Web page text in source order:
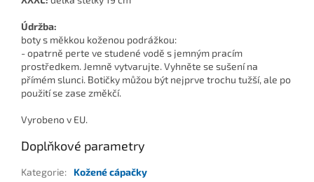
Údržba:
boty s měkkou koženou podrážkou:
- opatrně perte ve studené vodě s jemným pracím
prostředkem. Jemně vytvarujte. Vyhněte se sušení na
přímém slunci. Botičky můžou být nejprve trochu tužší, ale po
použití se zase změkčí.
Vyrobeno v EU.
Doplňkové parametry
Kategorie:
Kožené cápačky